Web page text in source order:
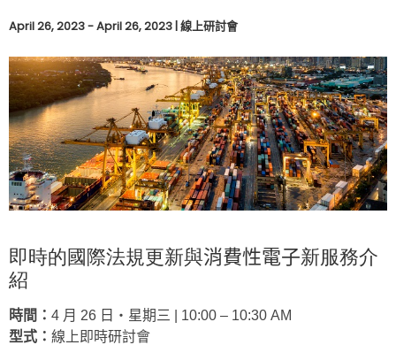
April 26, 2023 - April 26, 2023 | 線上研討會
即時的國際法規更新與消費性電子新服務介
紹
時間： 4 月 26 日‧星期三 | 10:00 – 10:30 AM
型式： 線上即時研討會